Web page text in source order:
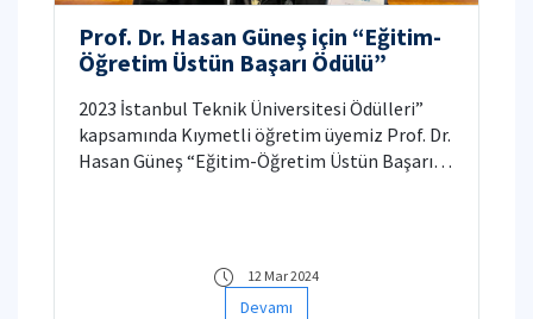
Prof. Dr. Hasan Güneş için “Eğitim-
Öğretim Üstün Başarı Ödülü”
2023 İstanbul Teknik Üniversitesi Ödülleri”
kapsamında Kıymetli öğretim üyemiz Prof. Dr.
Hasan Güneş “Eğitim-Öğretim Üstün Başarı
12 Mar 2024
Devamı